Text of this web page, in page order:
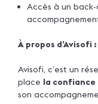
Accès à un
À propos d’Avisofi :
Avisofi, c’est un
place la confiance
son